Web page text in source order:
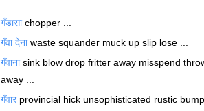
गँडासाchopper ...
गँवा देनाwaste squander muck up slip lose ...
गँवानाsink blow drop fritter away misspend
away ...
गँवारprovincial hick unsophisticated rustic